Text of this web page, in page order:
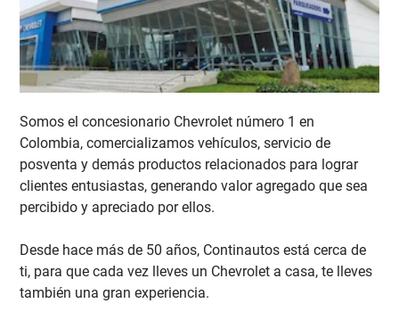
Somos el concesionario Chevrolet número 1 en
Colombia, comercializamos vehículos, servicio de
posventa y demás productos relacionados para lograr
clientes entusiastas, generando valor agregado que sea
percibido y apreciado por ellos.
Desde hace más de 50 años, Continautos está cerca de
ti, para que cada vez lleves un Chevrolet a casa, te lleves
también una gran experiencia.